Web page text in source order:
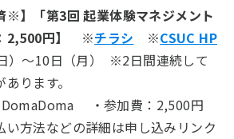
】「第3回 起業体験マネジメント
2,500円】 ※チラシ ※CSUC HP
）～10日（月） ※2日間連続して
ります。
・参加費：2,500円
い方法などの詳細は申し込みリンク